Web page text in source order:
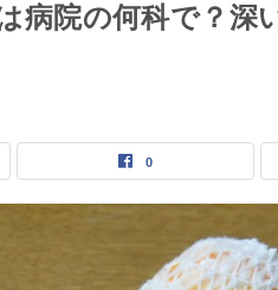
病院の何科で？深
0